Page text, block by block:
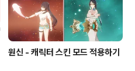
원신 - 캐릭터 스킨 모드 적용하기